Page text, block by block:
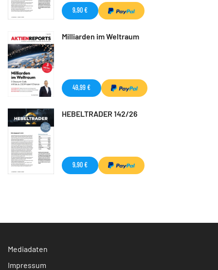
9,90 €
Milliarden im Weltraum
49,99 €
HEBELTRADER 142/26
9,90 €
Mediadaten
Impressum